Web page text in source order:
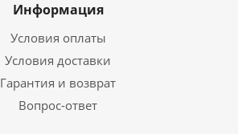
Информация
Условия оплаты
Условия доставки
Гарантия и возврат
Вопрос-ответ